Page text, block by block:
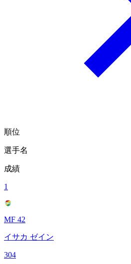
順位
選手名
成績
1
MF 42
イサカ ゼイン
304